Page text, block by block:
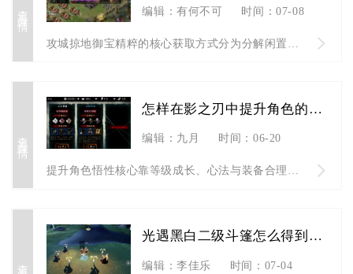
查看详情 编辑：有何不可 时间：07-08
查看详情
怎样在影之刃中提升角色的悟性能力
编辑：九月 时间：06-20
光遇黑白二级斗篷怎么得到有人了解吗
编辑：李佳乐 时间：07-04